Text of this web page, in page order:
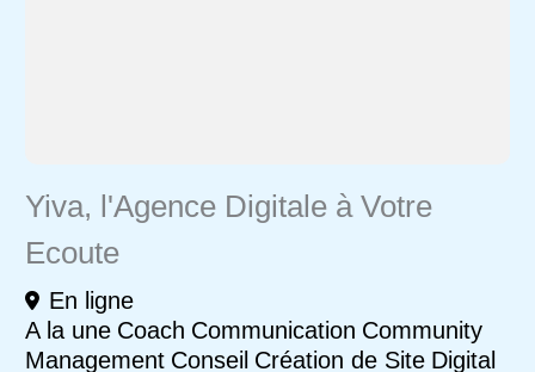
Yiva, l'Agence Digitale à Votre
Ecoute
En ligne
A la une Coach Communication Community
Management Conseil Création de Site Digital